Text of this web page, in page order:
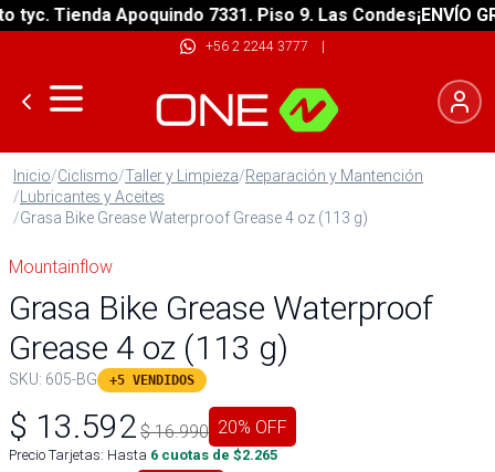
Tienda Apoquindo 7331. Piso 9. Las Condes¡ENVÍO
+56 2 2244 3777 |
Inicio/Ciclismo/Taller y Limpieza/Reparación y Mantención
/Lubricantes y Aceites
/Grasa Bike Grease Waterproof Grease 4 oz (113 g)
Mountainflow
Grasa Bike Grease Waterproof
Grease 4 oz (113 g)
SKU: 605-BG +5 VENDIDOS
$ 13.592 $16.990 20% OFF
Precio Tarjetas: Hasta 6 cuotas de $2.265